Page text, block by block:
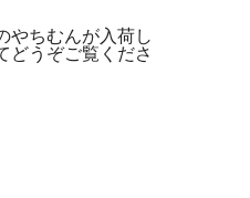
やちむんが入荷し
どうぞご覧くださ